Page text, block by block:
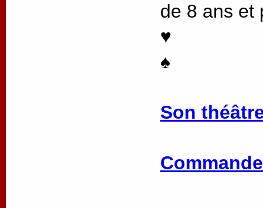
de 8 ans et
♥
♠
Son